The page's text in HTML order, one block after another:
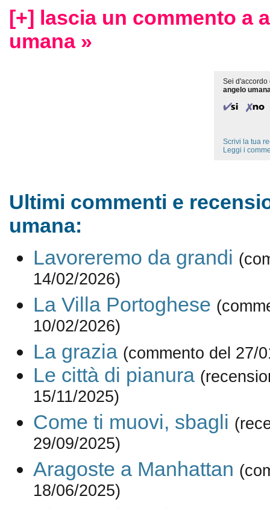
[+] lascia un commento a
umana »
Sei d'accordo
angelo
Scrivi la tua
Leggi i
Ultimi commenti e
umana:
Lavoreremo da grandi
14/02/2026)
La Villa Portoghese
10/02/2026)
La grazia (commento del 27/
Le città di pianura
15/11/2025)
Come ti muovi, sbagli
29/09/2025)
Aragoste a Manhattan
18/06/2025)